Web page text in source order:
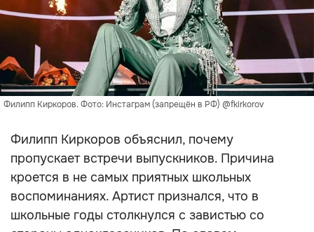
Филипп Киркоров. Фото: Инстаграм (запрещён в РФ) @fkirkorov
Филипп Киркоров объяснил, почему
пропускает встречи выпускников. Причина
кроется в не самых приятных школьных
воспоминаниях. Артист признался, что в
школьные годы столкнулся с завистью со